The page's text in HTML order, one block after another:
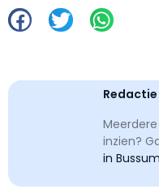
inzien?
in Bussum